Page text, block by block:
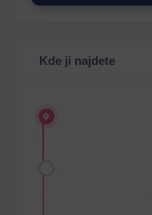
Kde ji najdete